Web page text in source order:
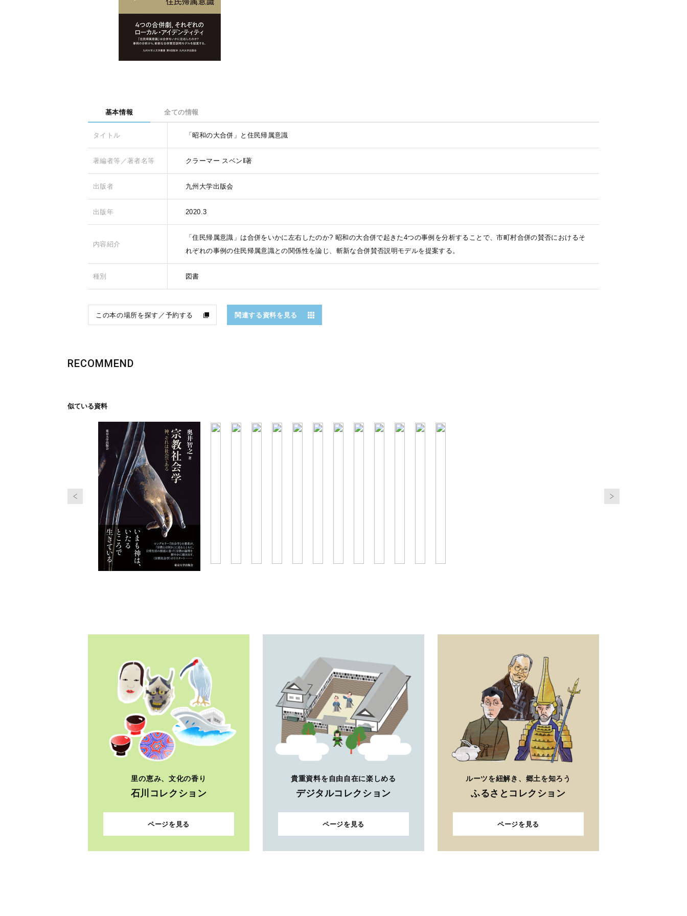
基本情報 全ての情報
タイトル 「昭和の大合併」と住民帰属意識
著編者等／著者名等 クラーマー スベン‖著
出版者 九州大学出版会
出版年 2020.3
内容紹介
「住民帰属意識」は合併をいかに左右したのか? 昭和の大合併で起きた4つの事例を分析することで、市町村合併の賛否におけるそ
れぞれの事例の住民帰属意識との関係性を論じ、斬新な合併賛否説明モデルを提案する。
種別 図書
この本の場所を探す／予約する 関連する資料を見る
RECOMMEND
似ている資料
里の恵み、文化の香り
石川コレクション
ページを見る
貴重資料を自由自在に楽しめる
デジタルコレクション
ページを見る
ルーツを紐解き、郷土を知ろう
ふるさとコレクション
ページを見る